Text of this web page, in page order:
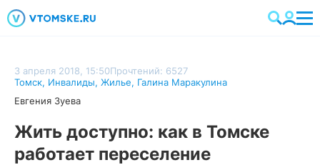
3 апреля 2018, 15:50Прочтений: 6527
Томск, Инвалиды, Жилье, Галина Маракулина
Евгения Зуева
Жить доступно: как в Томске
работает переселение